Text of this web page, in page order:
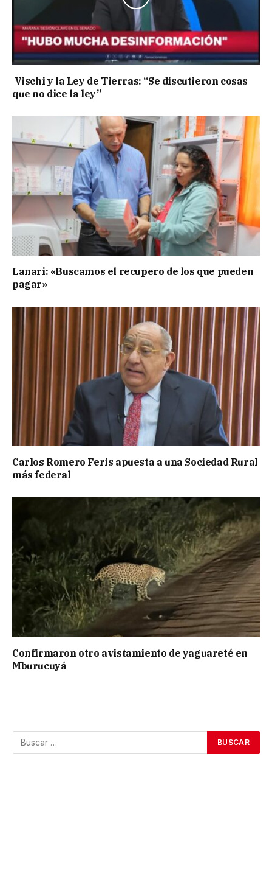
Vischi y la Ley de Tierras: “Se discutieron cosas
que no dice la ley”
Lanari: «Buscamos el recupero de los que pueden
pagar»
Carlos Romero Feris apuesta a una Sociedad Rural
más federal
Confirmaron otro avistamiento de yaguareté en
Mburucuyá